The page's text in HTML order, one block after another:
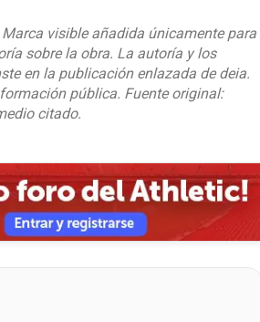
visible añadida únicamente para
sobre la obra. La autoría y los
en la publicación enlazada de deia.
pública. Fuente original:
citado.